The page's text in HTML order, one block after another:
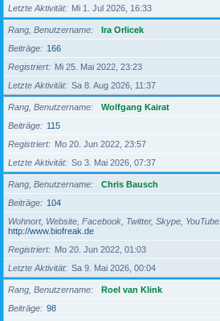
Letzte Aktivität
Mi 1. Jul 2026, 16:33
Rang, Benutzername
Ira Orlicek
Beiträge
166
Registriert
Mi 25. Mai 2022, 23:23
Letzte Aktivität
Sa 8. Aug 2026, 11:37
Rang, Benutzername
Wolfgang Kairat
Beiträge
115
Registriert
Mo 20. Jun 2022, 23:57
Letzte Aktivität
So 3. Mai 2026, 07:37
Rang, Benutzername
Chris Bausch
Beiträge
104
Wohnort, Website, Facebook, Twitter, Skype, YouTube
http://www.biofreak.de
Registriert
Mo 20. Jun 2022, 01:03
Letzte Aktivität
Sa 9. Mai 2026, 00:04
Rang, Benutzername
Roel van Klink
Beiträge
98